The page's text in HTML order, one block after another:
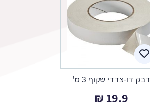
דבק דו-צדדי שקוף 3 מ'
19.9
₪